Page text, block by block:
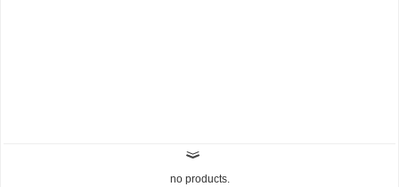
no products.